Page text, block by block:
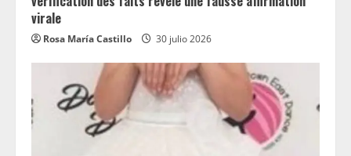
virale
Rosa María Castillo 30 julio 2026